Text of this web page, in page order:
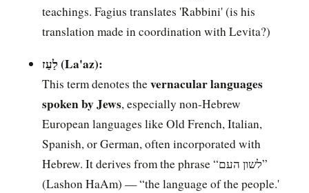
teachings. Fagius translates 'Rabbini' (is his
translation made in coordination with Levita?)
לַעַז (La'az):
This term denotes thevernacular languages
spoken by Jews, especially non-Hebrew
European languages like Old French, Italian,
Spanish, or German, often incorporated with
Hebrew. It derives from the phrase “לשון העם”
(Lashon HaAm) — “the language of the people.'